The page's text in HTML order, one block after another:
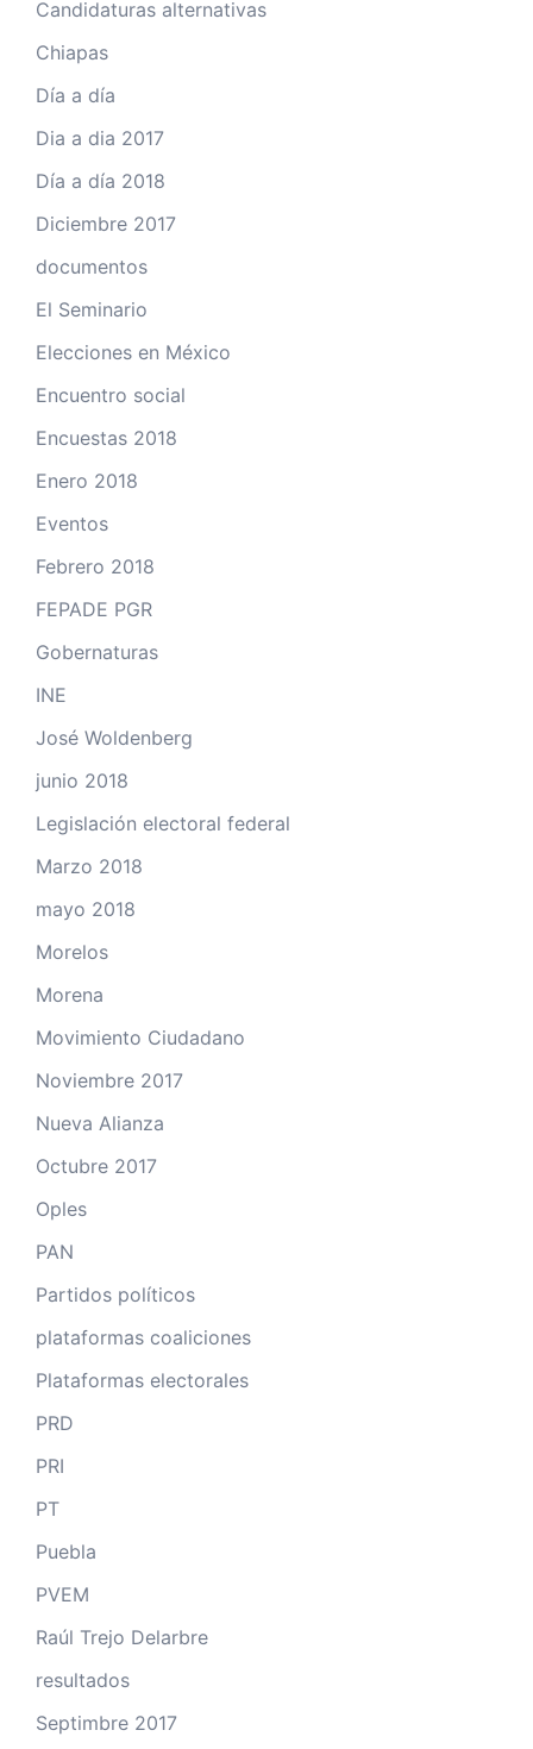
Candidaturas alternativas
Chiapas
Día a día
Dia a dia 2017
Día a día 2018
Diciembre 2017
documentos
El Seminario
Elecciones en México
Encuentro social
Encuestas 2018
Enero 2018
Eventos
Febrero 2018
FEPADE PGR
Gobernaturas
INE
José Woldenberg
junio 2018
Legislación electoral federal
Marzo 2018
mayo 2018
Morelos
Morena
Movimiento Ciudadano
Noviembre 2017
Nueva Alianza
Octubre 2017
Oples
PAN
Partidos políticos
plataformas coaliciones
Plataformas electorales
PRD
PRI
PT
Puebla
PVEM
Raúl Trejo Delarbre
resultados
Septimbre 2017